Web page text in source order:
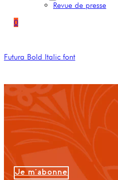
Revue de presse
0
Futura Bold Italic font
Je m'abonne